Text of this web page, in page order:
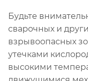
Будьте
сварочных и
взрывоопасных
утечками
высокими